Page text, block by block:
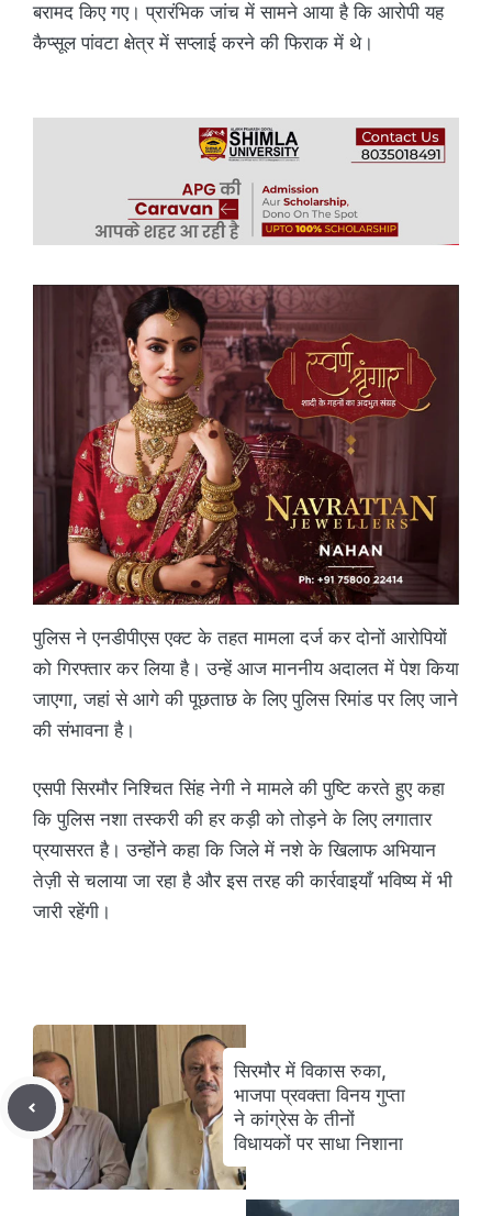
बरामद किए गए। प्रारंभिक जांच में सामने आया है कि आरोपी यह
कैप्सूल पांवटा क्षेत्र में सप्लाई करने की फिराक में थे।
पुलिस ने एनडीपीएस एक्ट के तहत मामला दर्ज कर दोनों आरोपियों
को गिरफ्तार कर लिया है। उन्हें आज माननीय अदालत में पेश किया
जाएगा, जहां से आगे की पूछताछ के लिए पुलिस रिमांड पर लिए जाने
की संभावना है।
एसपी सिरमौर निश्चित सिंह नेगी ने मामले की पुष्टि करते हुए कहा
कि पुलिस नशा तस्करी की हर कड़ी को तोड़ने के लिए लगातार
प्रयासरत है। उन्होंने कहा कि जिले में नशे के खिलाफ अभियान
तेज़ी से चलाया जा रहा है और इस तरह की कार्रवाइयाँ भविष्य में भी
जारी रहेंगी।
सिरमौर में विकास रुका,
भाजपा प्रवक्ता विनय गुप्ता
ने कांग्रेस के तीनों
विधायकों पर साधा निशाना